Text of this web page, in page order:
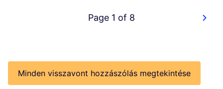
Page 1 of 8
Minden visszavont hozzászólás megtekintése